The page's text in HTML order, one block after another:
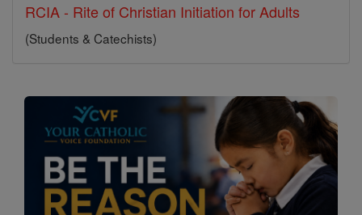
RCIA - Rite of Christian Initiation for Adults
(Students & Catechists)